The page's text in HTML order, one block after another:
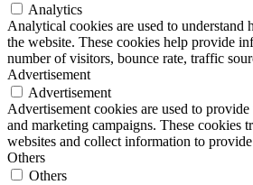
Analytics
Analytical cookies are used to understand
the website. These cookies help provide
number of visitors, bounce rate, traffic
Advertisement
Advertisement
Advertisement cookies are used to
and marketing campaigns. These cookies
websites and collect information to
Others
Others